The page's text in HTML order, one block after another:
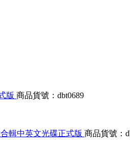
版 商品貨號：dbt0689
輯中英文光碟正式版 商品貨號：